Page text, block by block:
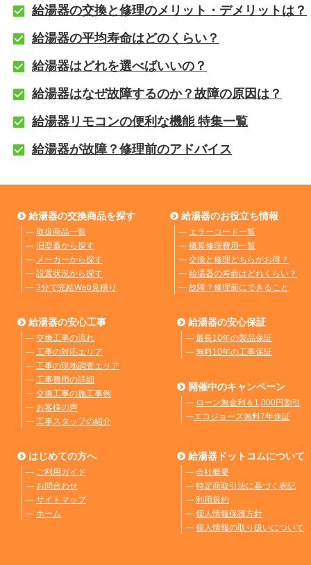
給湯器の交換と修理のメリット・デメリットは？
給湯器の平均寿命はどのくらい？
給湯器はどれを選べばいいの？
給湯器はなぜ故障するのか？故障の原因は？
給湯器リモコンの便利な機能 特集一覧
給湯器が故障？修理前のアドバイス
給湯器の交換商品を探す
― 取扱商品一覧
― 旧型番から探す
― メーカーから探す
― 設置状況から探す
― 3分で完結Web見積り
給湯器のお役立ち情報
― エラーコード一覧
― 概算修理費用一覧
― 交換と修理どちらがお得？
― 給湯器の寿命はどれくらい？
― 故障？修理前にできること
給湯器の安心工事
― 交換工事の流れ
― 工事の対応エリア
― 工事の現地調査エリア
― 工事費用の詳細
― 交換工事の施工事例
― お客様の声
― 工事スタッフの紹介
給湯器の安心保証
― 最長10年の製品保証
― 無料10年の工事保証
開催中のキャンペーン
― ローン無金利＆1,000円割引
―エコジョーズ無料7年保証
はじめての方へ
― ご利用ガイド
― お問合わせ
― サイトマップ
― ホーム
給湯器ドットコムについて
― 会社概要
― 特定商取引法に基づく表記
― 利用規約
― 個人情報保護方針
― 個人情報の取り扱いについて